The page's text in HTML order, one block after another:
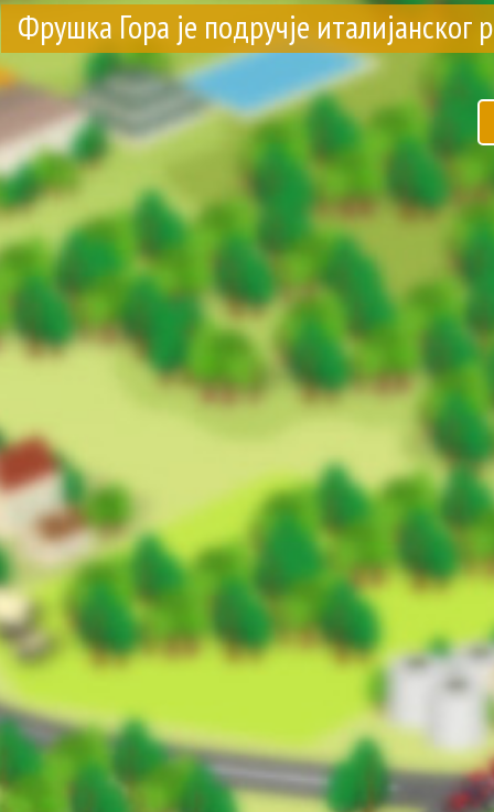
Фрушка Гора је подручје